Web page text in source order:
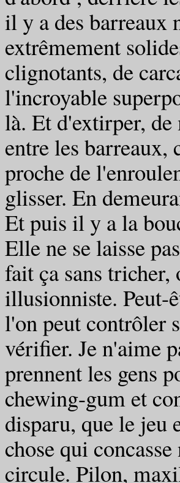
il y a des barreaux
extrêmement
clignotants, de
l'incroyable
là. Et d'extirper,
entre les barreaux,
proche de
glisser. En
Et puis il y a la
Elle ne se laisse
fait ça sans
illusionniste. Peut-
l'on peut contrôler
vérifier. Je n'aime
prennent les gens
chewing-gum et
disparu, que le jeu
chose qui
circule. Pilon,